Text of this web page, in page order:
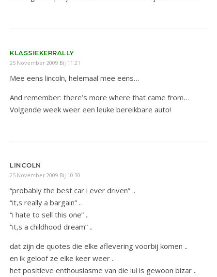
KLASSIEKERRALLY
25 November 2009 Bij 11:21
Mee eens lincoln, helemaal mee eens…
And remember: there’s more where that came from…
Volgende week weer een leuke bereikbare auto!
LINCOLN
25 November 2009 Bij 10:30
“probably the best car i ever driven” ..
“it,s really a bargain” ..
“i hate to sell this one” ..
“it,s a childhood dream” ..
dat zijn de quotes die elke aflevering voorbij komen ..
en ik geloof ze elke keer weer ..
het positieve enthousiasme van die lui is gewoon bizar ..